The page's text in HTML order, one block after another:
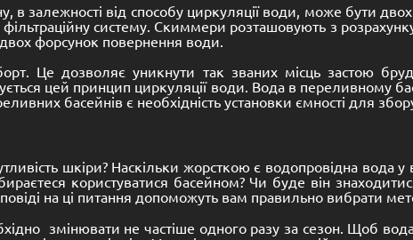
в залежності від способу циркуляції води, може бути
фільтраційну систему. Скиммери розташовують з
форсунок повернення води.
Це дозволяє уникнути так званих місць застою
цей принцип циркуляції води. Вода в переливному
басейнів є необхідність установки ємності для
шкіри? Наскільки жорсткою є водопровідна вода у
користуватися басейном? Чи буде він
на ці питання допоможуть вам правильно вибрати
змінювати не частіше одного разу за сезон. Щоб